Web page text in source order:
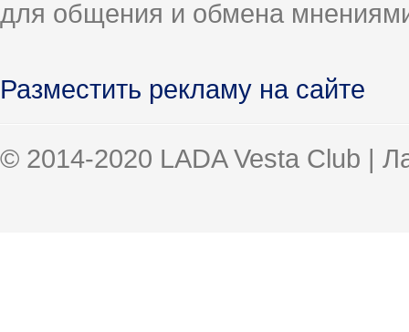
для общения и обмена
Разместить рекламу на сайте
© 2014-2020 LADA Vesta Club |